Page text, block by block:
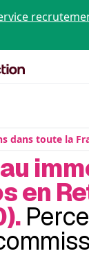
dans toute la
en